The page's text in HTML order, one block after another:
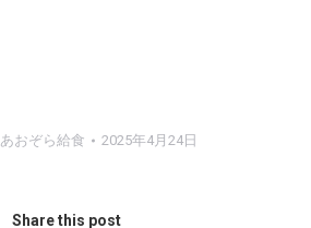
あおぞら給食 2025年4月24日
Share this post